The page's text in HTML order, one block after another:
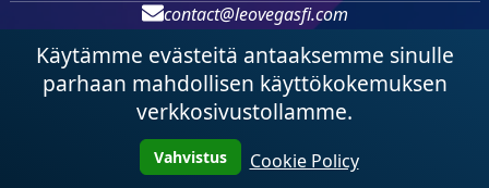
contact@leovegasfi.com
(+358) 046 782 6138
Copyright © 2015-2026 Online tops casinoparas nettikasino
Käytämme evästeitä antaaksemme sinulle
parhaan mahdollisen käyttökokemuksen
verkkosivustollamme.
Vahvistus Cookie Policy